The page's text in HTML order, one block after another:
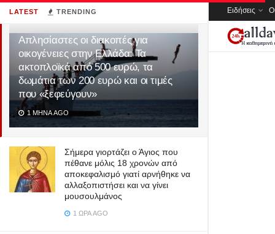
LATEST TRENDING
Απλησίαστες οι διακοπές για
οικογένειες στην Ελλάδα: Τα
ακτοπλοϊκά από 500 ευρώ, τα
δωμάτια των 200 ευρώ και οι τιμές
που «ξεφεύγουν»
1 ΜΉΝΑ AGO
Σήμερα γιορτάζει ο Άγιος που
πέθανε μόλις 18 χρονών από
αποκεφαλισμό γιατί αρνήθηκε να
αλλαξοπιστήσει και να γίνει
μουσουλμάνος
1 ΏΡΑ AGO
Ειδήσεις